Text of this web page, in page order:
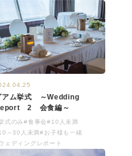
アム挙式 ～Wedding
2 会食編～
式のみ#食事会#10人未満
～30人未満#お子様も一緒
ェディングレポート